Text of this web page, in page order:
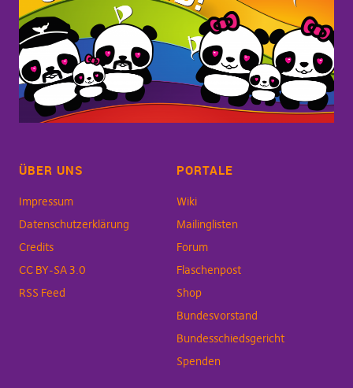
ÜBER UNS
Impressum
Datenschutzerklärung
Credits
CC BY-SA 3.0
RSS Feed
PORTALE
Wiki
Mailinglisten
Forum
Flaschenpost
Shop
Bundesvorstand
Bundesschiedsgericht
Spenden